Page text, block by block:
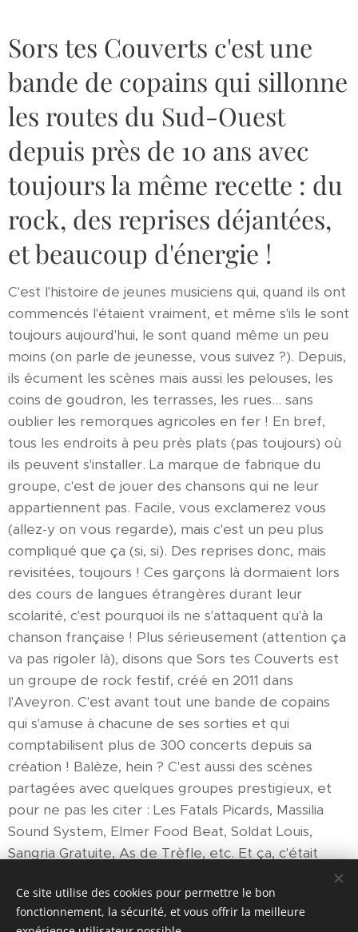
Sors tes Couverts c'est une
bande de copains qui sillonne
les routes du Sud-Ouest
depuis près de 10 ans avec
toujours la même recette : du
rock, des reprises déjantées,
et beaucoup d'énergie !
C'est l'histoire de jeunes musiciens qui, quand ils ont
commencés l'étaient vraiment, et même s'ils le sont
toujours aujourd'hui, le sont quand même un peu
moins (on parle de jeunesse, vous suivez ?). Depuis,
ils écument les scènes mais aussi les pelouses, les
coins de goudron, les terrasses, les rues... sans
oublier les remorques agricoles en fer ! En bref,
tous les endroits à peu près plats (pas toujours) où
ils peuvent s'installer. La marque de fabrique du
groupe, c'est de jouer des chansons qui ne leur
appartiennent pas. Facile, vous exclamerez vous
(allez-y on vous regarde), mais c'est un peu plus
compliqué que ça (si, si). Des reprises donc, mais
revisitées, toujours ! Ces garçons là dormaient lors
des cours de langues étrangères durant leur
scolarité, c'est pourquoi ils ne s'attaquent qu'à la
chanson française ! Plus sérieusement (attention ça
va pas rigoler là), disons que Sors tes Couverts est
un groupe de rock festif, créé en 2011 dans
l'Aveyron. C'est avant tout une bande de copains
qui s'amuse à chacune de ses sorties et qui
comptabilisent plus de 300 concerts depuis sa
création ! Balèze, hein ? C'est aussi des scènes
partagées avec quelques groupes prestigieux, et
pour ne pas les citer : Les Fatals Picards, Massilia
Sound System, Elmer Food Beat, Soldat Louis,
Sangria Gratuite, As de Trèfle, etc. Et ça, c'était
Ce site utilise des cookies pour permettre le bon
fonctionnement, la sécurité, et vous offrir la meilleure